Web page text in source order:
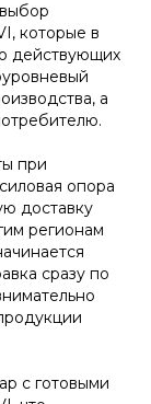
которые в
действующих
а
при
опора
доставку
регионам
сразу по
с готовыми